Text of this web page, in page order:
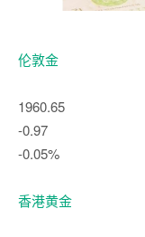
伦敦金
1960.65
-0.97
-0.05%
香港黄金